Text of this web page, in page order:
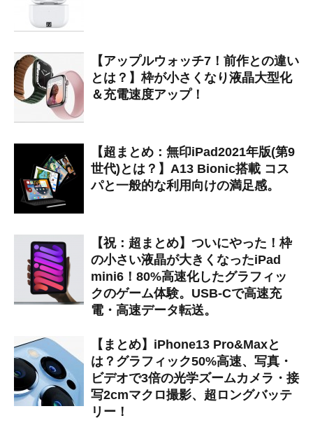
【アップルウォッチ7！前作との違い
とは？】枠が小さくなり液晶大型化
＆充電速度アップ！
【超まとめ：無印iPad2021年版(第9
世代)とは？】A13 Bionic搭載 コス
パと一般的な利用向けの満足感。
【祝：超まとめ】ついにやった！枠
の小さい液晶が大きくなったiPad
mini6！80%高速化したグラフィッ
クのゲーム体験。USB-Cで高速充
電・高速データ転送。
【まとめ】iPhone13 Pro&Maxと
は？グラフィック50%高速、写真・
ビデオで3倍の光学ズームカメラ・接
写2cmマクロ撮影、超ロングバッテ
リー！